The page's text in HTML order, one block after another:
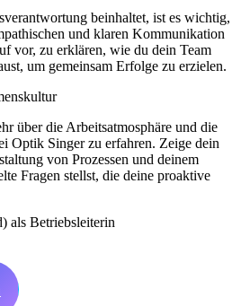
beinhaltet, ist es wichtig,
und klaren Kommunikation
vor, zu erklären, wie du dein Team
um gemeinsam Erfolge zu erzielen.
über die Arbeitsatmosphäre und die
Optik Singer zu erfahren. Zeige dein
von Prozessen und deinem
Fragen stellst, die deine proaktive
als Betriebsleiterin